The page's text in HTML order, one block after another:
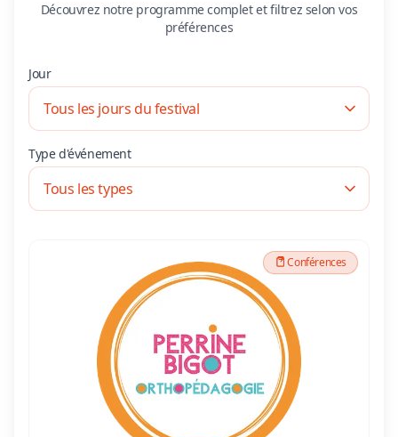
Découvrez notre programme complet et filtrez selon vos
préférences
Jour
Type d'événement
Conférences